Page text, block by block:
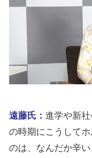
遠藤氏： 進学や新
の時期にこうして
のは、なんだか辛